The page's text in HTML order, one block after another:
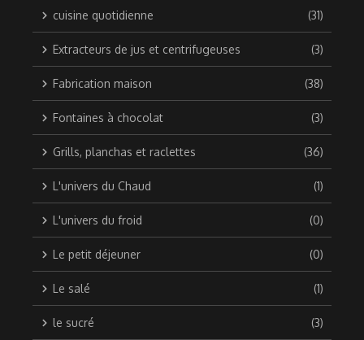
cuisine quotidienne (31)
Extracteurs de jus et centrifugeuses (3)
Fabrication maison (38)
Fontaines à chocolat (3)
Grills, planchas et raclettes (36)
L'univers du Chaud (1)
L'univers du froid (0)
Le petit déjeuner (0)
Le salé (1)
le sucré (3)